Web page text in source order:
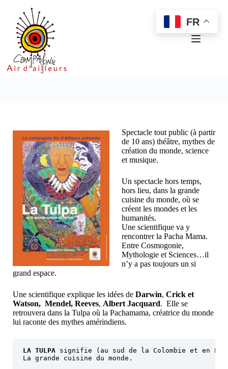
contenu
Spectacle tout public (à partir
de 10 ans) théâtre, mythes de
création du monde, science
et musique.
Un spectacle hors temps,
hors lieu, dans la grande
cuisine du monde, où se
créent les mondes et les
humanités.
Une scientifique va y
rencontrer la Pacha Mama.
Entre Cosmogonie,
Mythologie et Sciences…il
n’y a pas toujours un si
grand espace.
Une scientifique explique les idées de Darwin, Crick et
Watson, Mendel, Reeves, Albert Jacquard. Elle se
retrouvera dans la Tulpa où la Pachamama, créatrice du monde
lui raconte des mythes amérindiens.
LA TULPA signifie (au sud de la Colombie et en
La grande cuisine du monde.
FR